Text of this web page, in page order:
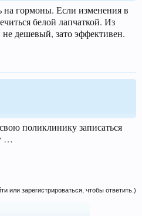
на гормоны. Если изменения в
белой лапчаткой. Из
дешевый, зато эффективен.
поликлинику записаться
…
или зарегистрироваться, чтобы ответить.)